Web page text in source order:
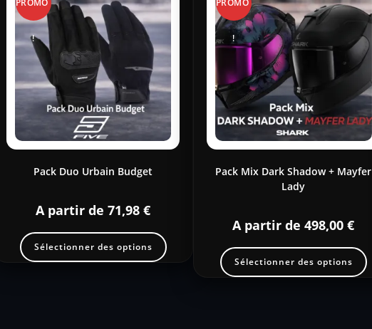
PROMO
!
Pack Duo Urbain Budget
A partir de 71,98€
Sélectionner des options
PROMO
!
Pack Mix Dark Shadow + Mayfer
Lady
A partir de 498,00€
Sélectionner des options